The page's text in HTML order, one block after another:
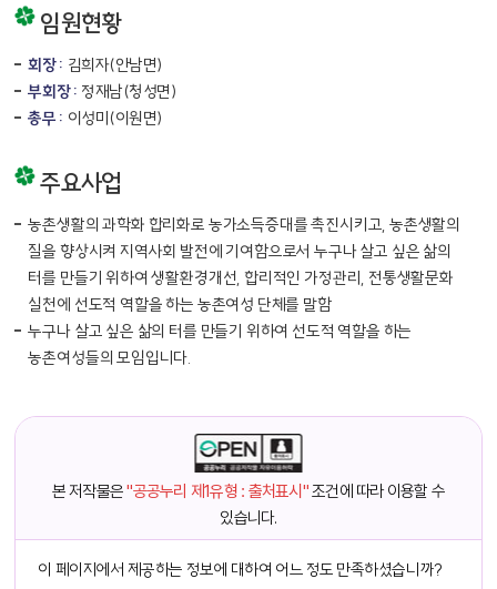
임원현황
회장 : 김희자(안남면)
부회장 : 정재남(청성면)
총무 : 이성미(이원면)
주요사업
농촌생활의 과학화 합리화로 농가소득증대를 촉진시키고, 농촌생활의
질을 향상시켜 지역사회 발전에 기여함으로서 누구나 살고 싶은 삶의
터를 만들기 위하여 생활환경개선, 합리적인 가정관리, 전통생활문화
실천에 선도적 역할을 하는 농촌여성 단체를 말함
누구나 살고 싶은 삶의 터를 만들기 위하여 선도적 역할을 하는
농촌여성들의 모임입니다.
본 저작물은"공공누리 제1유형 : 출처표시"조건에 따라 이용할 수
있습니다.
이 페이지에서 제공하는 정보에 대하여 어느 정도 만족하셨습니까?